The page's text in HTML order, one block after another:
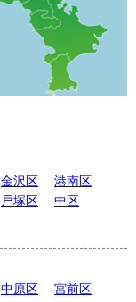
金沢区
港南区
戸塚区
中区
中原区 宮前区